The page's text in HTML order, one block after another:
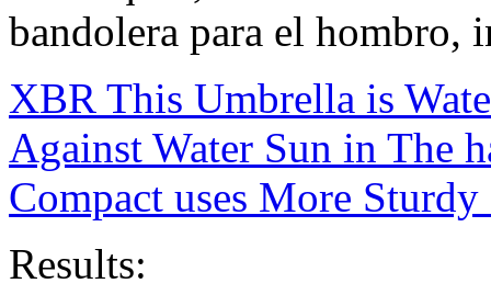
bandolera para el hombro,
XBR This Umbrella is
Against Water Sun in The
Compact uses More
Results: